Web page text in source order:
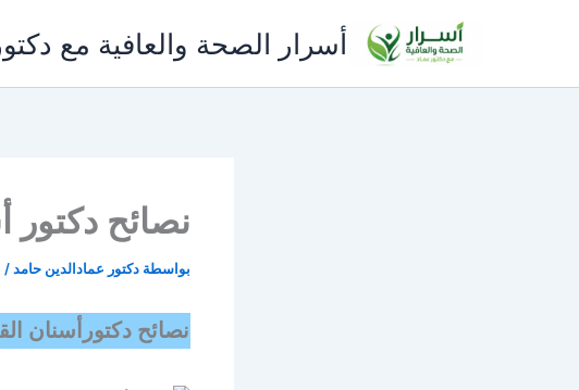
أسرار الصحة والعافية مع
نصائح دكتور
بواسطة دكتور عمادالدين حامد/
نصائح دكتورأسنان